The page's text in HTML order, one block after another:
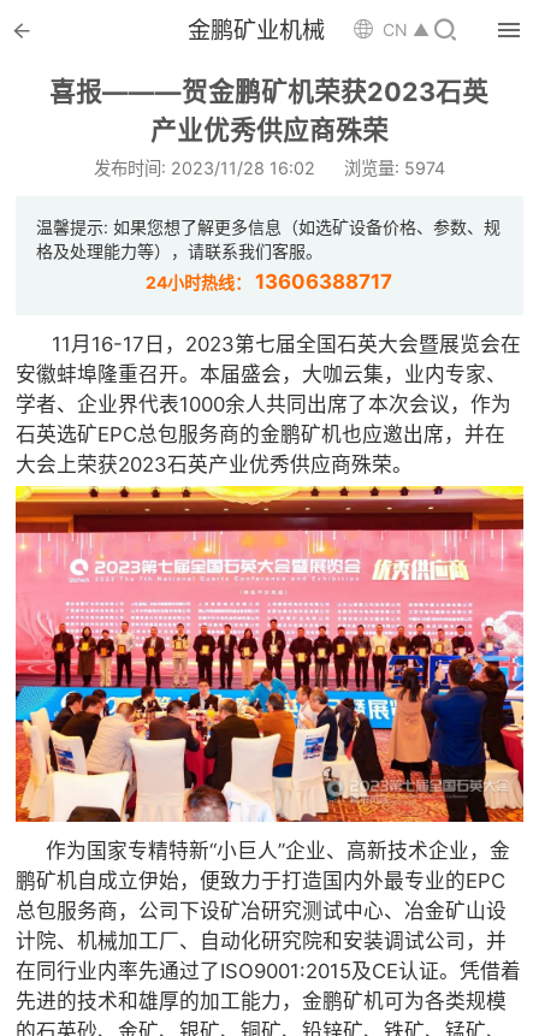
 金鹏矿业机械 CN ▲ 
喜报———贺金鹏矿机荣获2023石英
产业优秀供应商殊荣
发布时间: 2023/11/28 16:02 浏览量: 5974
温馨提示: 如果您想了解更多信息（如选矿设备价格、参数、规
格及处理能力等），请联系我们客服。
24小时热线：13606388717
11月16-17日，2023第七届全国石英大会暨展览会在
安徽蚌埠隆重召开。本届盛会，大咖云集，业内专家、
学者、企业界代表1000余人共同出席了本次会议，作为
石英选矿EPC总包服务商的金鹏矿机也应邀出席，并在
大会上荣获2023石英产业优秀供应商殊荣。
作为国家专精特新“小巨人”企业、高新技术企业，金
鹏矿机自成立伊始，便致力于打造国内外最专业的EPC
总包服务商，公司下设矿冶研究测试中心、冶金矿山设
计院、机械加工厂、自动化研究院和安装调试公司，并
在同行业内率先通过了ISO9001:2015及CE认证。凭借着
先进的技术和雄厚的加工能力，金鹏矿机可为各类规模
的石英砂、金矿、银矿、铜矿、铅锌矿、铁矿、锰矿、


 解决方案
 案例中心
 服务体系
 新闻中心
 矿山设计院
 选矿实验室
 关于金鹏
发展历程
企业文化
专家团队
 联系我们